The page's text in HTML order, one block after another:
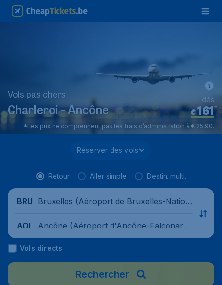
Vols pas chers
Charleroi - Ancône €161*
dès
*Les prix ne comprennent pas les frais d’administration à € 25,90.
Réserver des vols
Retour Aller simple Destin. multi.
BRU Bruxelles (Aéroport de Bruxelles-Nation
AOI
Ancône (Aéroport d'Ancône-Falconara),
Italie
Vols directs
Rechercher